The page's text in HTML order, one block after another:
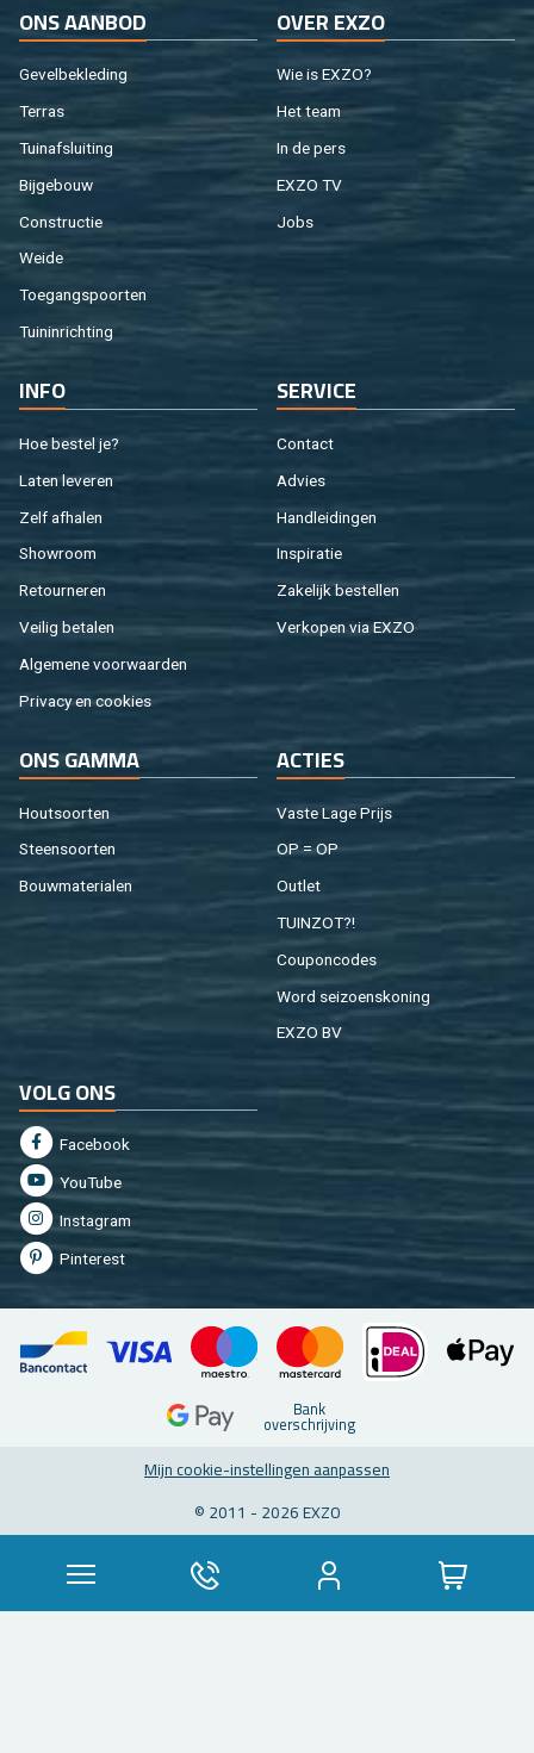
ONS AAN­BOD
Ge­vel­be­kle­ding
Ter­ras
Tuin­af­slui­ting
Bij­ge­bouw
Con­struc­tie
Weide
Toe­gangs­poor­ten
Tuin­in­rich­ting
OVER EXZO
Wie is EXZO?
Het team
In de pers
EXZO TV
Jobs
INFO
Hoe be­stel je?
Laten le­ve­ren
Zelf af­ha­len
Show­room
Re­tour­ne­ren
Vei­lig be­ta­len
Al­ge­me­ne voor­waar­den
Pri­va­cy en coo­kies
SER­VI­CE
Con­tact
Ad­vies
Hand­lei­din­gen
In­spi­ra­tie
Za­ke­lijk be­stel­len
Ver­ko­pen via EXZO
ONS GAMMA
Hout­soor­ten
Steen­soor­ten
Bouw­ma­te­ri­a­len
AC­TIES
Vaste Lage Prijs
OP = OP
Out­let
TUIN­ZOT?!
Cou­pon­co­des
Word sei­zoens­ko­ning
EXZO BV
VOLG ONS
Fa­cebook
You­Tu­be
In­st­agram
Pin­te­rest
Bank
over­schrij­ving
Mijn coo­kie-in­stel­lin­gen aan­pas­sen
© 2011 - 2026 EXZO